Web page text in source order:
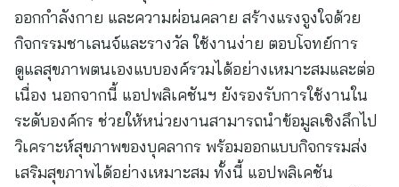
ออกกำลังกาย และความผ่อนคลาย สร้างแรงจูงใจด้วย
กิจกรรมชาเลนจ์และรางวัล ใช้งานง่าย ตอบโจทย์การ
ดูแลสุขภาพตนเองแบบองค์รวมได้อย่างเหมาะสมและต่อ
เนื่อง นอกจากนี้ แอปพลิเคชันฯ ยังรองรับการใช้งานใน
ระดับองค์กร ช่วยให้หน่วยงานสามารถนำข้อมูลเชิงลึกไป
วิเคราะห์สุขภาพของบุคลากร พร้อมออกแบบกิจกรรมส่ง
เสริมสุขภาพได้อย่างเหมาะสม ทั้งนี้ แอปพลิเคชัน